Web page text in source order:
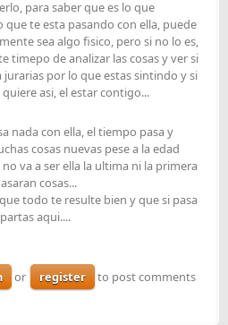
para saber que es lo que
que te esta pasando con ella, puede
sea algo fisico, pero si no lo es,
timepo de analizar las cosas y ver si
jurarias por lo que estas sintindo y si
asi, el estar contigo...
nada con ella, el tiempo pasa y
cosas nuevas pese a la edad
va a ser ella la ultima ni la primera
cosas...
todo te resulte bien y que si pasa
aqui....
or register to post comments